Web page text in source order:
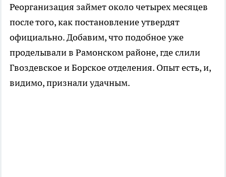
Реорганизация займет около четырех месяцев
после того, как постановление утвердят
официально. Добавим, что подобное уже
проделывали в Рамонском районе, где слили
Гвоздевское и Борское отделения. Опыт есть, и,
видимо, признали удачным.